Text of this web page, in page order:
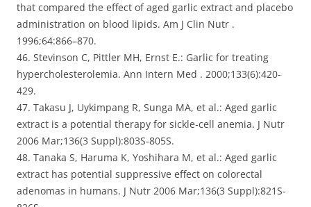
that compared the effect of aged garlic extract and placebo
administration on blood lipids. Am J Clin Nutr .
1996;64:866–870.
46. Stevinson C, Pittler MH, Ernst E.: Garlic for treating
hypercholesterolemia. Ann Intern Med . 2000;133(6):420-
429.
47. Takasu J, Uykimpang R, Sunga MA, et al.: Aged garlic
extract is a potential therapy for sickle-cell anemia. J Nutr
2006 Mar;136(3 Suppl):803S-805S.
48. Tanaka S, Haruma K, Yoshihara M, et al.: Aged garlic
extract has potential suppressive effect on colorectal
adenomas in humans. J Nutr 2006 Mar;136(3 Suppl):821S-